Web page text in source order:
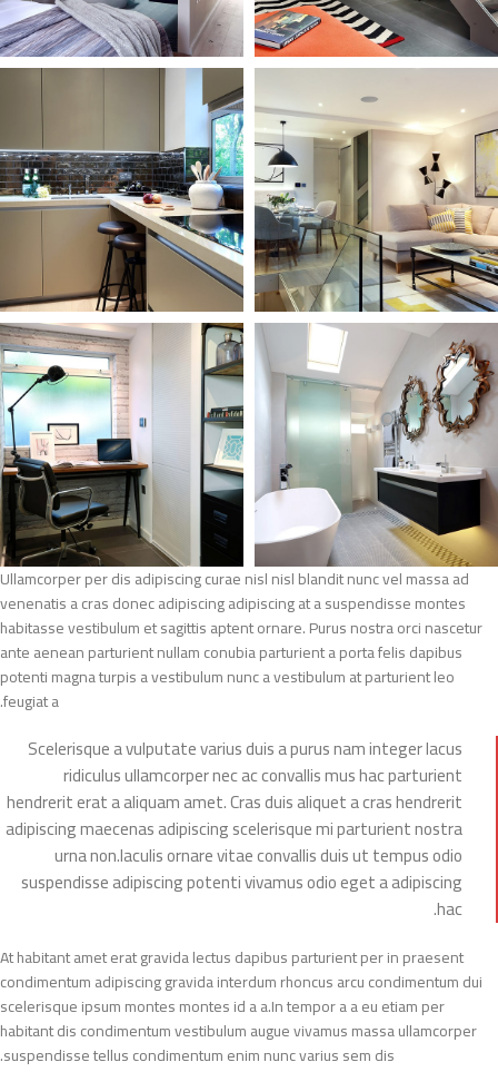
Ullamcorper per dis adipiscing curae nisl nisl blandit nunc vel massa ad
venenatis a cras donec adipiscing adipiscing at a suspendisse montes
habitasse vestibulum et sagittis aptent ornare. Purus nostra orci nascetur
ante aenean parturient nullam conubia parturient a porta felis dapibus
potenti magna turpis a vestibulum nunc a vestibulum at parturient leo
feugiat a.
Scelerisque a vulputate varius duis a purus nam integer lacus
ridiculus ullamcorper nec ac convallis mus hac parturient
hendrerit erat a aliquam amet. Cras duis aliquet a cras hendrerit
adipiscing maecenas adipiscing scelerisque mi parturient nostra
urna non.Iaculis ornare vitae convallis duis ut tempus odio
suspendisse adipiscing potenti vivamus odio eget a adipiscing
hac.
At habitant amet erat gravida lectus dapibus parturient per in praesent
condimentum adipiscing gravida interdum rhoncus arcu condimentum dui
scelerisque ipsum montes montes id a a.In tempor a a eu etiam per
habitant dis condimentum vestibulum augue vivamus massa ullamcorper
suspendisse tellus condimentum enim nunc varius sem dis.